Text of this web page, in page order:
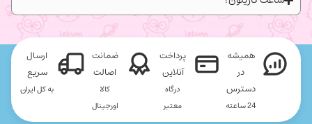
همیشه
در
دسترس
24 ساعته
پرداخت
آنلاین
درگاه
معتبر
ضمانت
اصالت
کالا
اورجینال
ارسال
سریع
به کل ایران